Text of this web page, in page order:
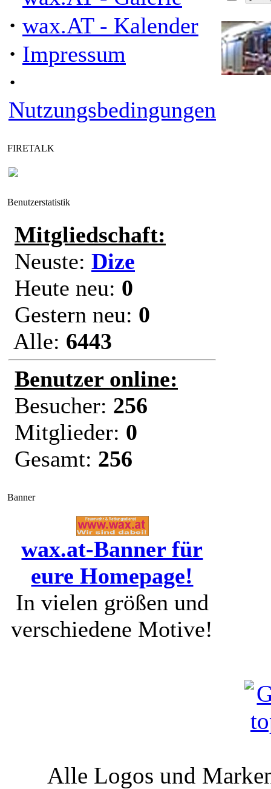
· wax.AT - Kalender
· Impressum
·
Nutzungsbedingungen
FIRETALK
Benutzerstatistik
Mitgliedschaft:
Neuste: Dize
Heute neu: 0
Gestern neu: 0
Alle: 6443
Benutzer online:
Besucher: 256
Mitglieder: 0
Gesamt: 256
Banner
wax.at-Banner für
eure Homepage!
In vielen größen und
verschiedene Motive!
Alle Logos und